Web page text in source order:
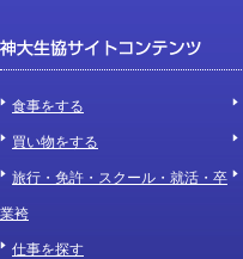
食事をする
買い物をする
旅行・免許・スクール・就活・卒
業袴
仕事を探す